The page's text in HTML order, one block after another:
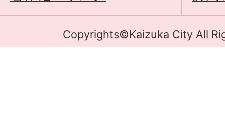
Copyrights©Kaizuka City All